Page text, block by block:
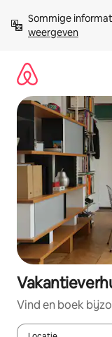
direct
naar
Sommige
weergeven
Vind en boek